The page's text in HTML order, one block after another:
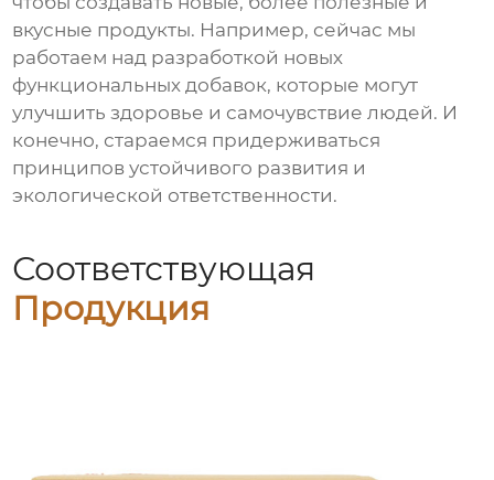
вкусные продукты. Например, сейчас мы
работаем над разработкой новых
функциональных добавок, которые могут
улучшить здоровье и самочувствие людей. И
конечно, стараемся придерживаться
принципов устойчивого развития и
экологической ответственности.
Соответствующая
Продукция